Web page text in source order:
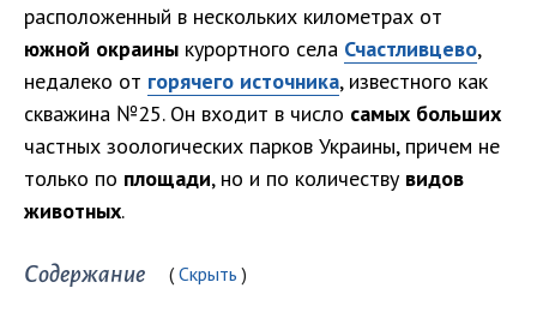
расположенный в нескольких километрах от
южной окраины курортного села Счастливцево,
недалеко от горячего источника, известного как
скважина №25. Он входит в число самых больших
частных зоологических парков Украины, причем не
только по площади, но и по количеству видов
животных.
Содержание Скрыть